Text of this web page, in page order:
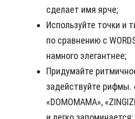
сделает имя ярче;
Используйте точки и
по сравнению с
намного элегантнее;
Придумайте
задействуйте
«DOMOMAMA»,